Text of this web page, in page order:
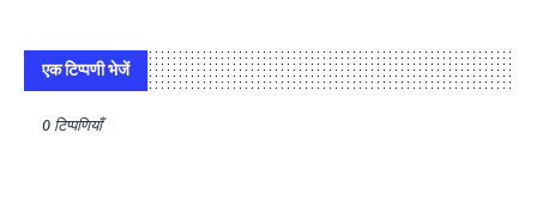
एक टिप्पणी भेजें
0 टिप्पणियाँ